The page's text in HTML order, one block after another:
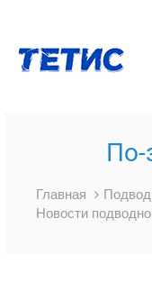
По-
Главная
Новости